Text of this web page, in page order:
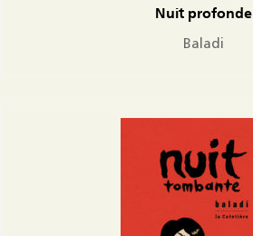
Nuit profonde
Baladi